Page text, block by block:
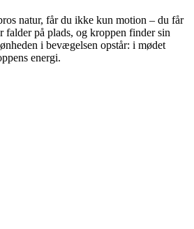
natur, får du ikke kun motion – du får
falder på plads, og kroppen finder sin
i bevægelsen opstår: i mødet
energi.